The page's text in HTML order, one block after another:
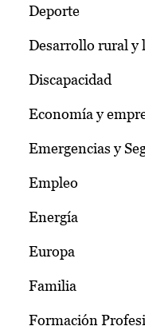
Deporte
Desarrollo rural y
Discapacidad
Economía y
Emergencias y
Empleo
Energía
Europa
Familia
Formación